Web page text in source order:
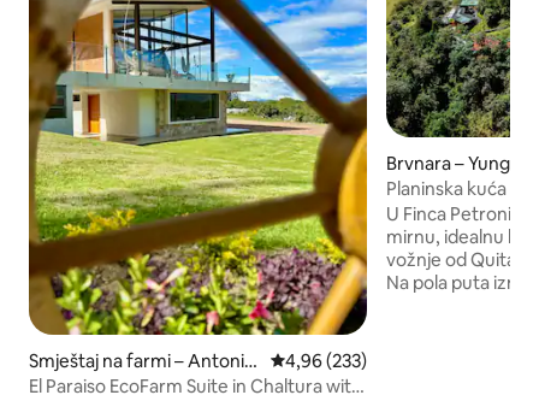
Smještaj na farmi – Antonio
Ante
Prosječna ocjena: 4,96/5,
4,96 (233)
El Paraiso EcoFarm Suite in Chaltura with
Brvnara –
Planinska kuća s
Finca Petrona
U Finca Petroni
mirnu, idealnu
vožnje od Quita s
Na pola puta